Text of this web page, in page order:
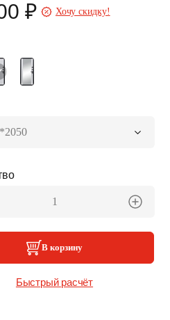
₽ Хочу скидку!
В корзину
Быстрый расчёт